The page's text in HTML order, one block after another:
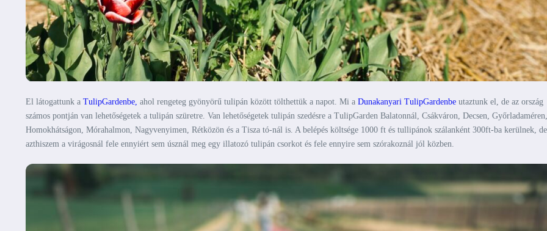
El látogattunk a TulipGardenbe, ahol rengeteg gyönyörű tulipán között tölthettük a napot. Mi a Dunakanyari TulipGardenbe utaztunk el, de az ország
számos pontján van lehetőségetek a tulipán szüretre. Van lehetőségetek tulipán szedésre a TulipGarden Balatonnál, Csákváron, Decsen, Győrladaméren,
Homokhátságon, Mórahalmon, Nagyvenyimen, Rétközön és a Tisza tó-nál is. A belépés költsége 1000 ft és tullipánok szálanként 300ft-ba kerülnek, de
azthiszem a virágosnál fele ennyiért sem úsznál meg egy illatozó tulipán csorkot és fele ennyire sem szórakoznál jól közben.